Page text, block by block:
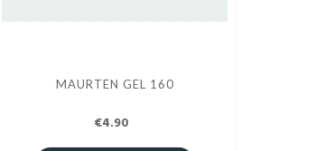
MAURTEN GEL 160
€4.90